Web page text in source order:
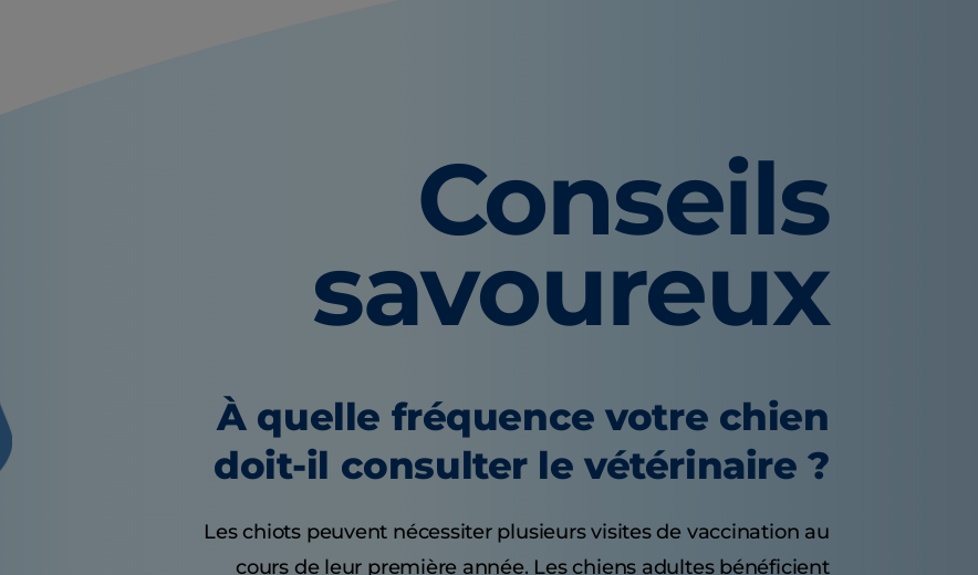
Conseils
savoureux
À quelle fréquence votre chien
doit-il consulter le vétérinaire ?
Les chiots peuvent nécessiter plusieurs visites de vaccination au
cours de leur première année. Les chiens adultes bénéficient